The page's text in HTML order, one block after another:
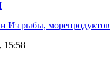
Из рыбы, морепродуктов
15:58